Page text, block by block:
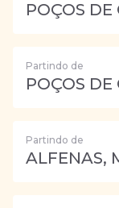
POÇOS DE
Partindo de
POÇOS DE
Partindo de
ALFENAS,